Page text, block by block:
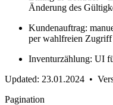
Änderung des
Kundenauftrag:
per wahlfreien Zugriff
Inventurzählung: UI
Updated: 23.01.2024 •
Pagination